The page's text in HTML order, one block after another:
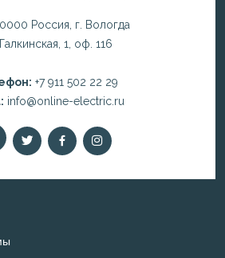
Россия, г. Вологда
1, оф. 116
+7 911 502 22 29
info@online-electric.ru